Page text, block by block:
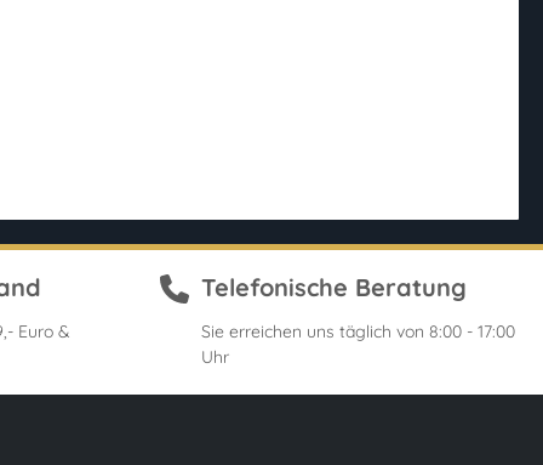
Euro &
Telefonische Beratung
Sie erreichen uns täglich von 8:00 - 17:00
Uhr